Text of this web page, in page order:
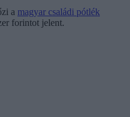
a magyar családi pótlék
forintot jelent.